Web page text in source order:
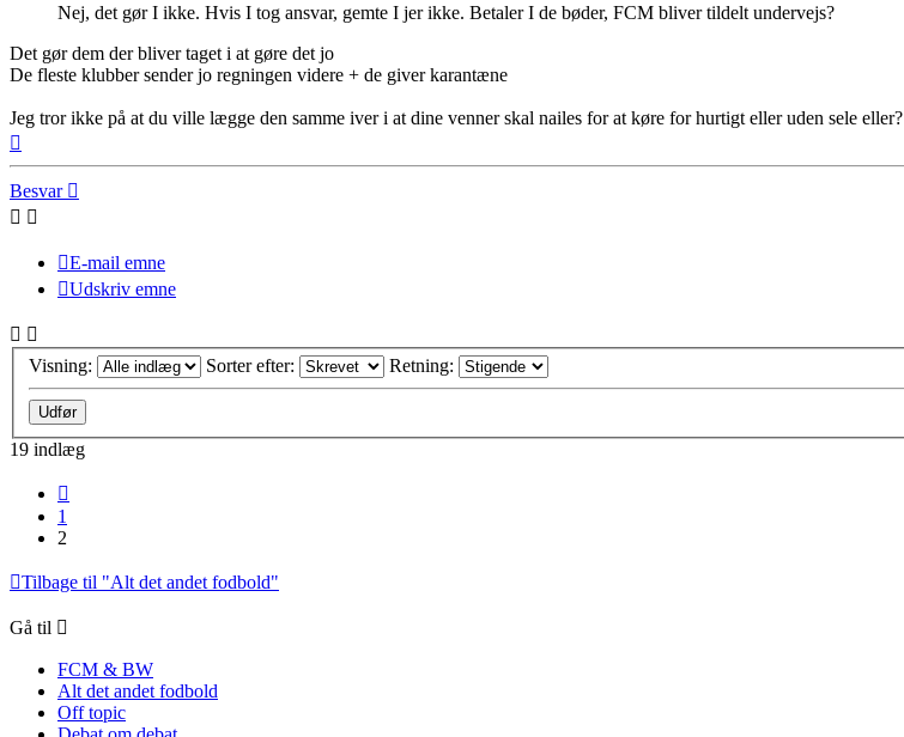
Nej, det gør I ikke. Hvis I tog ansvar, gemte I jer ikke. Betaler I de bøder, FCM bliver tildelt undervejs?
Det gør dem der bliver taget i at gøre det jo
De fleste klubber sender jo regningen videre + de giver karantæne
Jeg tror ikke på at du ville lægge den samme iver i at dine venner skal nailes for at køre for hurtigt eller uden sele eller?
Besvar
E-mail emne
Udskriv emne
Visning: Sorter efter: Retning:
19 indlæg
1
2
Tilbage til "Alt det andet fodbold"
Gå til
FCM & BW
Alt det andet fodbold
Off topic